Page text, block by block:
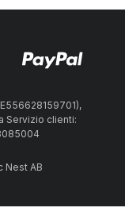
Servizio clienti:
Nest AB